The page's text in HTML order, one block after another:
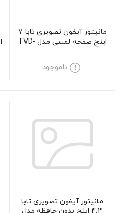
مانیتور آیفون تصویری تابا 7
اینچ صفحه لمسی مدل TVD-
ناموجود
مانیتور آیفون تصویری تابا